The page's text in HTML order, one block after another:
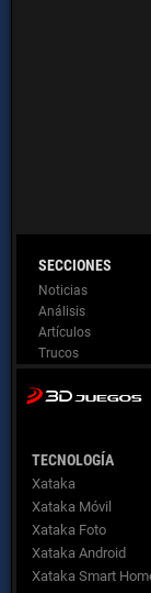
Noticias
Análisis
Artículos
Trucos
TECNOLOGÍA
Xataka
Xataka Móvil
Xataka Foto
Xataka Android
Xataka Smart